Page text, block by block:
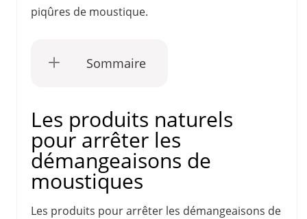
piqûres de moustique.
Sommaire
Les produits naturels
pour arrêter les
démangeaisons de
moustiques
Les produits pour arrêter les démangeaisons de